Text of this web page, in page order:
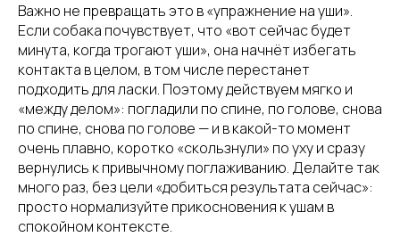
Важно не превращать это в «упражнение на уши».
Если собака почувствует, что «вот сейчас будет
минута, когда трогают уши», она начнёт избегать
контакта в целом, в том числе перестанет
подходить для ласки. Поэтому действуем мягко и
«между делом»: погладили по спине, по голове, снова
по спине, снова по голове — и в какой-то момент
очень плавно, коротко «скользнули» по уху и сразу
вернулись к привычному поглаживанию. Делайте так
много раз, без цели «добиться результата сейчас»:
просто нормализуйте прикосновения к ушам в
спокойном контексте.